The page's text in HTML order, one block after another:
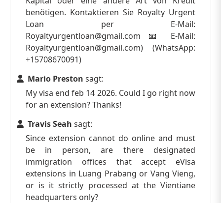
benötigen. Kontaktieren Sie Royalty Urgent
Loan per E-Mail:
Royaltyurgentloan@gmail.com 📧 E-Mail:
Royaltyurgentloan@gmail.com) (WhatsApp:
+15708670091)
Mario Preston sagt:
My visa end feb 14 2026. Could I go right now
for an extension? Thanks!
Travis Seah sagt:
Since extension cannot do online and must
be in person, are there designated
immigration offices that accept eVisa
extensions in Luang Prabang or Vang Vieng,
or is it strictly processed at the Vientiane
headquarters only?